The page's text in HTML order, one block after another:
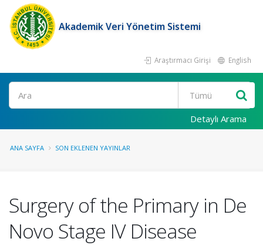
Akademik Veri Yönetim Sistemi
Araştırmacı Girişi English
Ara
Detaylı Arama
ANA SAYFA SON EKLENEN YAYINLAR
Surgery of the Primary in De
Novo Stage IV Disease